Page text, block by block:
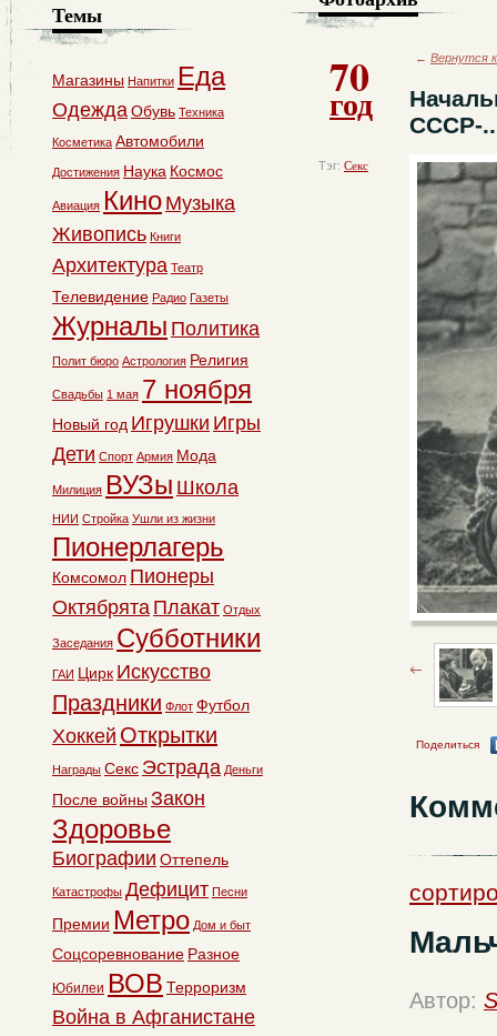
70
год
Тэг: Секс
← Вернутся
СССР-
Поделиться
Автор:
Темы
Магазины Напитки Еда
ОдеждаОбувь Техника
Косметика Автомобили
Достижения Наука Космос
Авиация Кино Музыка
Живопись Книги
Архитектура Театр
Телевидение Радио Газеты
Журналы Политика
Полит бюро Астрология Религия
Свадьбы 1 мая 7 ноября
Новый год Игрушки Игры
Дети Спорт Армия Мода
Милиция ВУЗы Школа
НИИ Стройка Ушли из жизни
Пионерлагерь
Комсомол Пионеры
Октябрята Плакат Отдых
Заседания Субботники
ГАИ Цирк Искусство
Праздники Флот Футбол
Хоккей Открытки
Награды Секс Эстрада Деньги
После войны Закон
Здоровье
Биографии Оттепель
Катастрофы Дефицит Песни
Премии Метро Дом и быт
Соцсоревнование Разное
Юбилеи ВОВ Терроризм
Война в Афганистане